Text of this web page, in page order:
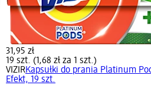
31,95 zł
19 szt. (1,68 zł za 1 szt.)
VIZIRKapsułki do prania Platinum
Efekt, 19 szt.